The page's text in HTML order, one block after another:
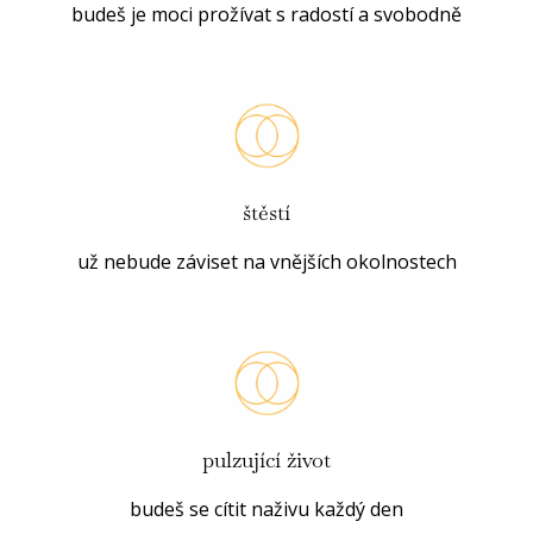
budeš je moci prožívat s radostí a svobodně
štěstí
už nebude záviset na vnějších okolnostech
pulzující život
budeš se cítit naživu každý den